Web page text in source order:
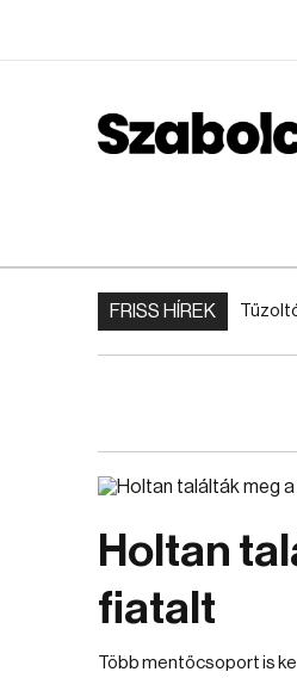
FRISS HÍREK
Holtan
fiatalt
Több mentőcsoport is